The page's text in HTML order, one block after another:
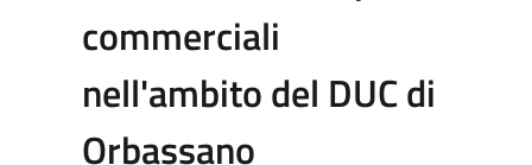
commerciali
nell'ambito del DUC di
Orbassano